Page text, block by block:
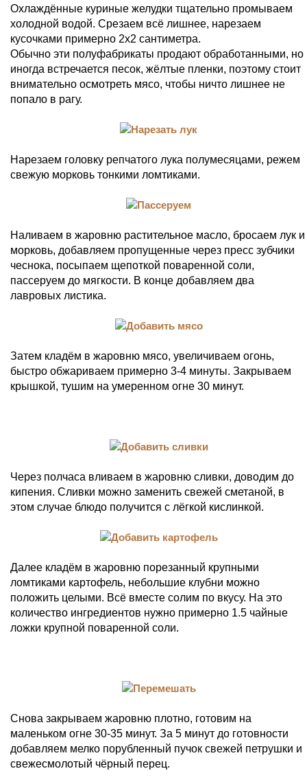
Охлаждённые куриные желудки тщательно промываем
холодной водой. Срезаем всё лишнее, нарезаем
кусочками примерно 2х2 сантиметра.
Обычно эти полуфабрикаты продают обработанными, но
иногда встречается песок, жёлтые пленки, поэтому стоит
внимательно осмотреть мясо, чтобы ничто лишнее не
попало в рагу.
Нарезаем головку репчатого лука полумесяцами, режем
свежую морковь тонкими ломтиками.
Наливаем в жаровню растительное масло, бросаем лук и
морковь, добавляем пропущенные через пресс зубчики
чеснока, посыпаем щепоткой поваренной соли,
пассеруем до мягкости. В конце добавляем два
лавровых листика.
Затем кладём в жаровню мясо, увеличиваем огонь,
быстро обжариваем примерно 3-4 минуты. Закрываем
крышкой, тушим на умеренном огне 30 минут.
Через полчаса вливаем в жаровню сливки, доводим до
кипения. Сливки можно заменить свежей сметаной, в
этом случае блюдо получится с лёгкой кислинкой.
Далее кладём в жаровню порезанный крупными
ломтиками картофель, небольшие клубни можно
положить целыми. Всё вместе солим по вкусу. На это
количество ингредиентов нужно примерно 1.5 чайные
ложки крупной поваренной соли.
Снова закрываем жаровню плотно, готовим на
маленьком огне 30-35 минут. За 5 минут до готовности
добавляем мелко порубленный пучок свежей петрушки и
свежесмолотый чёрный перец.